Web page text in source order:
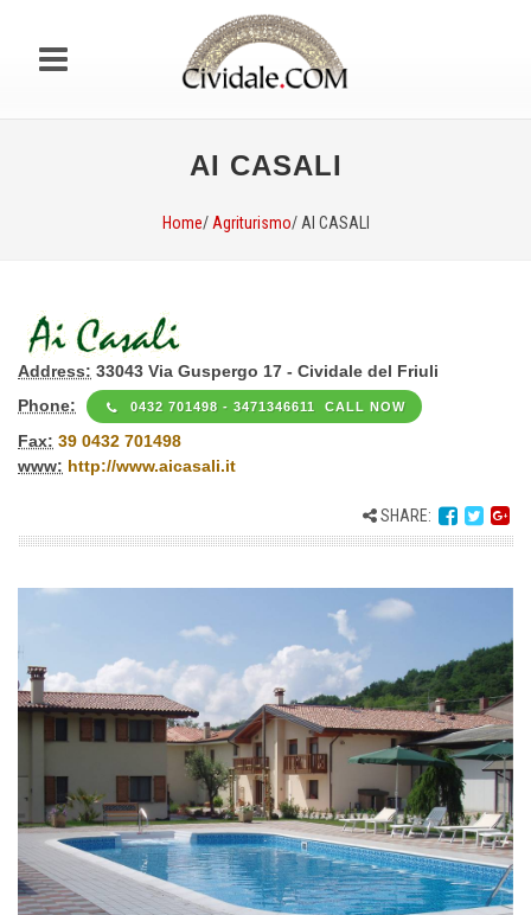
AI CASALI
Home/ Agriturismo/ AI CASALI
Address: 33043 Via Guspergo 17 - Cividale del Friuli
Phone:
0432 701498 - 3471346611 CALL NOW
Fax: 39 0432 701498
www: http://www.aicasali.it
SHARE: